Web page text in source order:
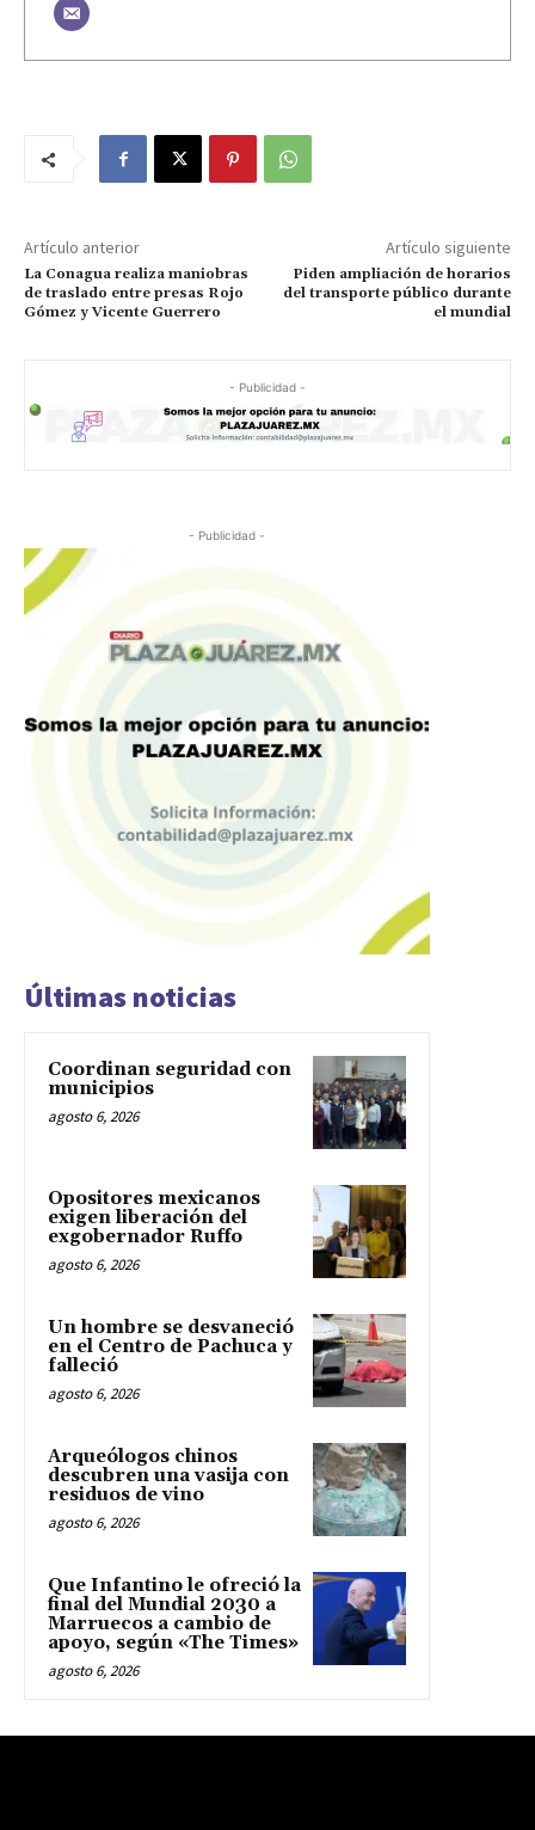
Artículo anterior
La Conagua realiza maniobras
de traslado entre presas Rojo
Gómez y Vicente Guerrero
Artículo siguiente
Piden ampliación de horarios
del transporte público durante
el mundial
- Publicidad -
- Publicidad -
Últimas noticias
Coordinan seguridad con
municipios
agosto 6, 2026
Opositores mexicanos
exigen liberación del
exgobernador Ruffo
agosto 6, 2026
Un hombre se desvaneció
en el Centro de Pachuca y
falleció
agosto 6, 2026
Arqueólogos chinos
descubren una vasija con
residuos de vino
agosto 6, 2026
Que Infantino le ofreció la
final del Mundial 2030 a
Marruecos a cambio de
apoyo, según «The Times»
agosto 6, 2026